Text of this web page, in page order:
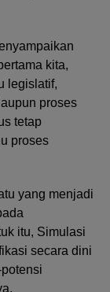
kita,
legislatif,
proses
tetap
proses
yang menjadi
itu, Simulasi
secara dini